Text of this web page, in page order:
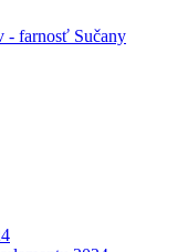
- farnosť Sučany